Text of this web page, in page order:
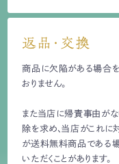
返品・交換
商品に欠陥がある場合を
おりません。
また当店に帰責事由が
除を求め、当店がこれ
が送料無料商品である
いただくことがあります。